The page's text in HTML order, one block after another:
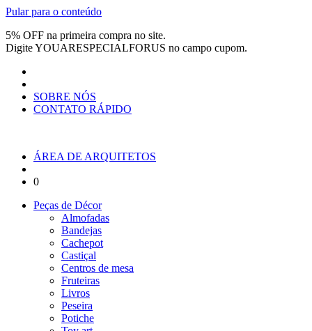
Pular para o conteúdo
5% OFF na primeira compra no site.
DigiteYOUARESPECIALFORUS no campo cupom.
SOBRE NÓS
CONTATO RÁPIDO
ÁREA DE ARQUITETOS
0
Peças de Décor
Almofadas
Bandejas
Cachepot
Castiçal
Centros de mesa
Fruteiras
Livros
Peseira
Potiche